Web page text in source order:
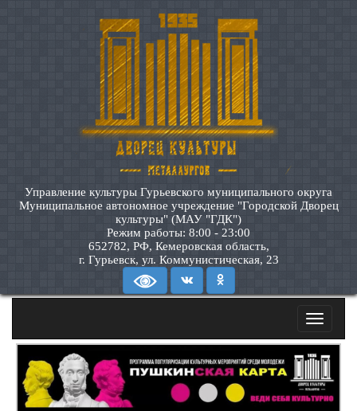
Управление культуры Гурьевского муниципального округа
Муниципальное автономное учреждение "Городской Дворец
культуры" (МАУ "ГДК")
Режим работы: 8:00 - 23:00
652782, РФ, Кемеровская область,
г. Гурьевск, ул. Коммунистическая, 23
Toggle